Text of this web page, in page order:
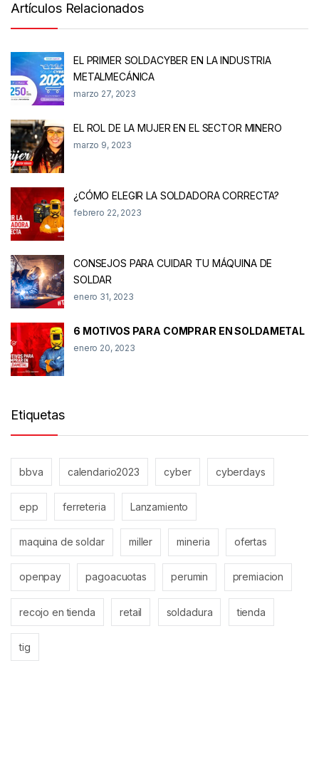
Artículos Relacionados
EL PRIMER SOLDACYBER EN LA INDUSTRIA
METALMECÁNICA
marzo 27, 2023
EL ROL DE LA MUJER EN EL SECTOR MINERO
marzo 9, 2023
¿CÓMO ELEGIR LA SOLDADORA CORRECTA?
febrero 22, 2023
CONSEJOS PARA CUIDAR TU MÁQUINA DE
SOLDAR
enero 31, 2023
6 MOTIVOS PARA COMPRAR EN SOLDAMETAL
enero 20, 2023
Etiquetas
bbva calendario2023 cyber cyberdays
epp ferreteria Lanzamiento
maquina de soldar miller mineria ofertas
openpay pagoacuotas perumin premiacion
recojo en tienda retail soldadura tienda
tig